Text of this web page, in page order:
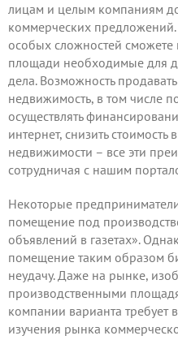
лицам и целым компаниям
коммерческих
особых сложностей сможете
площади необходимые для
дела. Возможность
недвижимость, в том числе
осуществлять
интернет, снизить
недвижимости – все эти
сотрудничая с нашим
Некоторые
помещение под
объявлений в газетах».
помещение таким образом
неудачу. Даже на рынке,
производственными
компании варианта требует
изучения рынка